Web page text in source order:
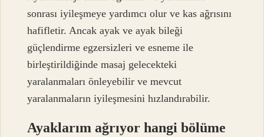
sonrası iyileşmeye yardımcı olur ve kas ağrısını
hafifletir. Ancak ayak ve ayak bileği
güçlendirme egzersizleri ve esneme ile
birleştirildiğinde masaj gelecekteki
yaralanmaları önleyebilir ve mevcut
yaralanmaların iyileşmesini hızlandırabilir.
Ayaklarım ağrıyor hangi bölüme